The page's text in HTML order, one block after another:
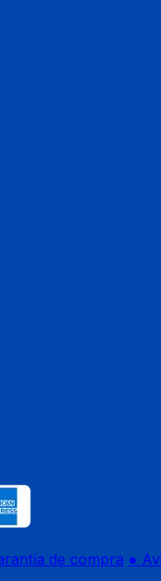
de compra ●